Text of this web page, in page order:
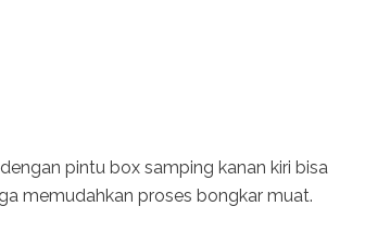
pintu box samping kanan kiri bisa
memudahkan proses bongkar muat.